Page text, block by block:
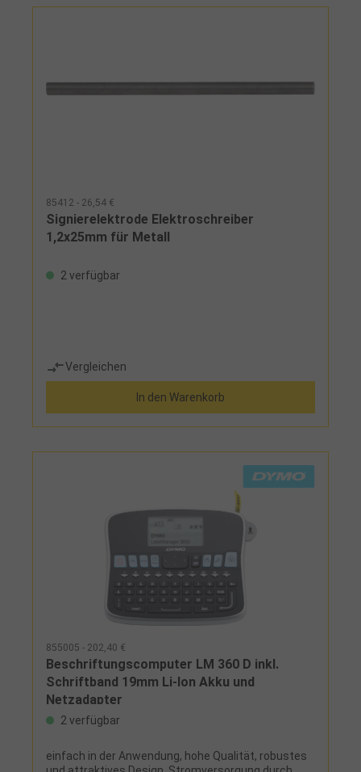
85412 - 26,54 €
Signierelektrode Elektroschreiber
1,2x25mm für Metall
2 verfügbar
Vergleichen
In den Warenkorb
855005 - 202,40 €
Beschriftungscomputer LM 360 D inkl.
Schriftband 19mm Li-Ion Akku und
Netzadapter
2 verfügbar
einfach in der Anwendung, hohe Qualität, robustes